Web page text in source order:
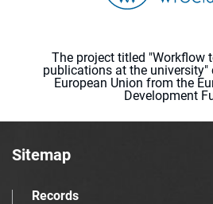
The project titled "Workflow
publications at the university"
European Union from the
Development
Sitemap
Records